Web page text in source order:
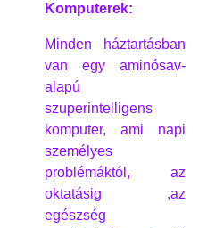
Komputerek:
Minden háztartásban
van egy aminósav-
alapú
szuperintelligens
komputer, ami napi
személyes
problémáktól, az
oktatásig ,az
egészség